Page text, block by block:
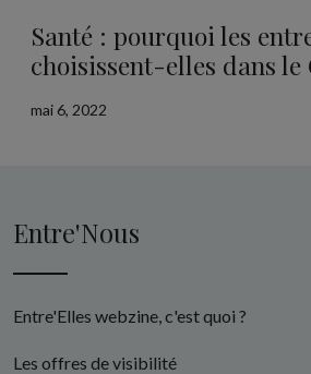
Santé : pourquoi les
choisissent-elles dans le
mai 6, 2022
Entre'Nous
Entre'Elles webzine, c'est quoi ?
Les offres de visibilité